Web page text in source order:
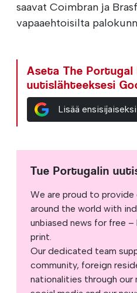
saavat Coimbran ja
vapaaehtoisilta
Aseta The Portugal
uutislähteeksesi
Lisää
Tue Portugalin
We are proud to provide
around the world with
unbiased news for free –
print.
Our dedicated team
community, foreign
nationalities through our